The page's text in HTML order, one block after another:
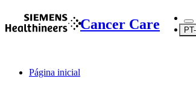
Cancer Care
Página inicial